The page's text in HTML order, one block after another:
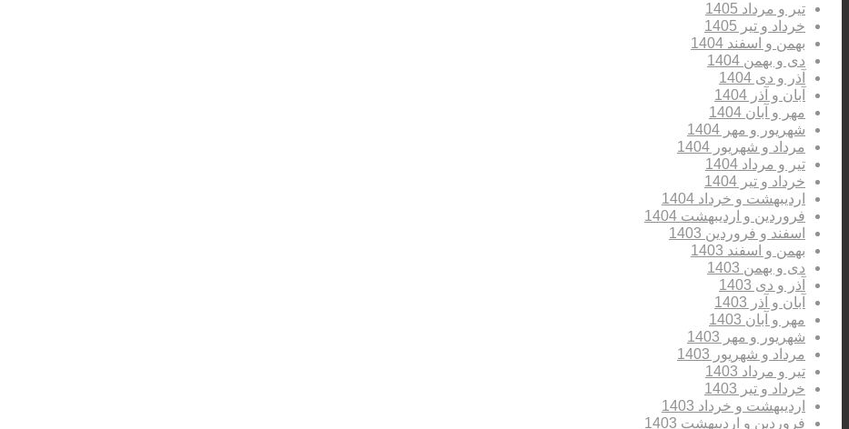
تیر و مرداد 1405
خرداد و تیر 1405
بهمن و اسفند 1404
دی و بهمن 1404
آذر و دی 1404
آبان و آذر 1404
مهر و آبان 1404
شهریور و مهر 1404
مرداد و شهریور 1404
تیر و مرداد 1404
خرداد و تیر 1404
اردیبهشت و خرداد 1404
فروردین و اردیبهشت 1404
اسفند و فروردین 1403
بهمن و اسفند 1403
دی و بهمن 1403
آذر و دی 1403
آبان و آذر 1403
مهر و آبان 1403
شهریور و مهر 1403
مرداد و شهریور 1403
تیر و مرداد 1403
خرداد و تیر 1403
اردیبهشت و خرداد 1403
فروردین و اردیبهشت 1403